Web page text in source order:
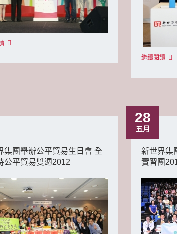
繼續閱讀
集團舉辦公平貿易生日會 全
公平貿易雙週2012
28
五月
新世界集
實習團